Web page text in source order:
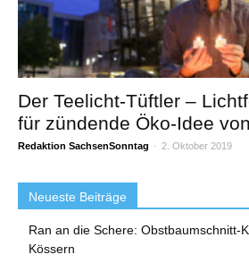
Der Teelicht-Tüftler –
für zündende Öko-Idee
Redaktion SachsenSonntag - 2. Oktober 2019
Neueste Beiträge
Ran an die Schere: Obstbaumschnitt-
Kössern